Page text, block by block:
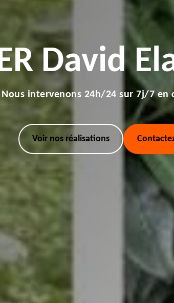
David
Nous intervenons 24h/24 sur 7j/7 en
Voir nos réalisations